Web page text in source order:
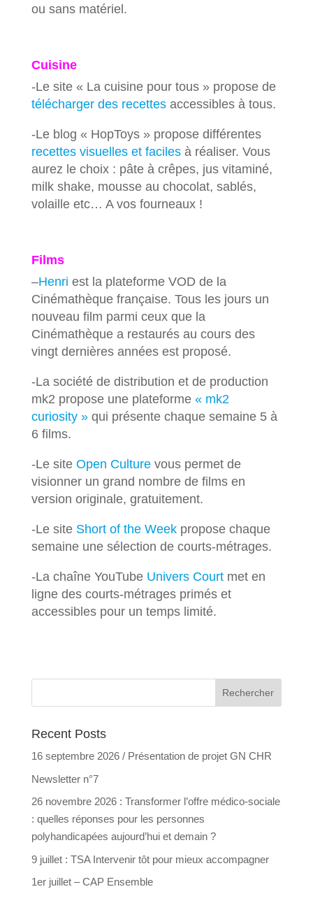
ou sans matériel.
Cuisine
-Le site « La cuisine pour tous » propose de
télécharger des recettesaccessibles à tous.
-Le blog « HopToys » propose différentes
recettes visuelles et facilesà réaliser. Vous
aurez le choix : pâte à crêpes, jus vitaminé,
milk shake, mousse au chocolat, sablés,
volaille etc… A vos fourneaux !
Films
–Henri est la plateforme VOD de la
Cinémathèque française. Tous les jours un
nouveau film parmi ceux que la
Cinémathèque a restaurés au cours des
vingt dernières années est proposé.
-La société de distribution et de production
mk2 propose une plateforme « mk2
curiosity »qui présente chaque semaine 5 à
6 films.
-Le siteOpen Culturevous permet de
visionner un grand nombre de films en
version originale, gratuitement.
-Le site Short of the Weekpropose chaque
semaine une sélection de courts-métrages.
-La chaîne YouTube Univers Courtmet en
ligne des courts-métrages primés et
accessibles pour un temps limité.
Recent Posts
16 septembre 2026 / Présentation de projet GN CHR
Newsletter n°7
26 novembre 2026 : Transformer l’offre médico-sociale
: quelles réponses pour les personnes
polyhandicapées aujourd’hui et demain ?
9 juillet : TSA Intervenir tôt pour mieux accompagner
1er juillet – CAP Ensemble